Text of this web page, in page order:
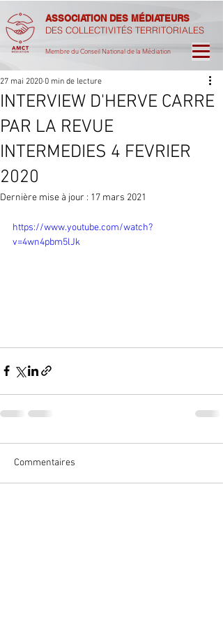
ASSOCIATION DES MÉDIATEURS
DES COLLECTIVITÉS TERRITORIALES
Membre du Conseil National de la Médiation
INTERVIEW D'HERVE CARRE
PAR LA REVUE
INTERMEDIES 4 FEVRIER
2020
27 mai 2020 0 min de lecture
Dernière mise à jour : 17 mars 2021
https://www.youtube.com/watch?
v=4wn4pbm5lJk
Commentaires